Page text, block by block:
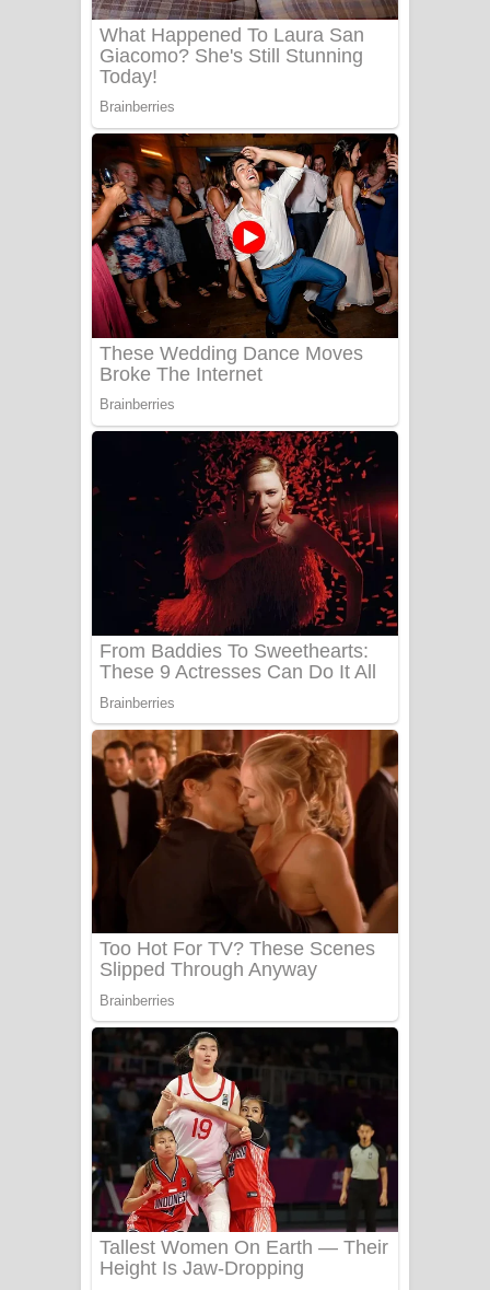
නිවුනා නුඹ හින්දා ගීතයේ පද පෙළ
Numba Dun Aadare Song Lyrics - නුඹ
දුන් ආදරේ ගීතයේ පද පෙළ
Liyamuda Dan Anagathe Song Lyrics
- ලියමුද දැන් අනාගතේ ගීතයේ පද පෙළ
Doni Song Lyrics - දෝණි ගීතයේ පද
පෙළ
Benthara Palame Song Lyrics -
බෙන්තර පාලමේ ගීතයේ පද පෙළ
Sanda Babalena Song Lyrics - සඳ
බැබලෙන ගීතයේ පද පෙළ
Adare Wadi Nisa Song Lyrics - ආදරේ
වැඩි නිසා ගීතයේ පද පෙළ
UNUHUMA Song Lyrics - උණුහුම
ගීතයේ පද පෙළ
Katakara Song Lyrics - කටකාර ගීතයේ
පද පෙළ
Tharu Yaye Dilena Song Lyrics - තරු
යායේ දිලෙනා ගීතයේ පද පෙළ
Ow Man Sosa Song Lyrics - ඔව් මං
සෝසා ගීතයේ පද පෙළ
Heavy Weight Song Lyrics
Aye Lanweela Song Lyrics - ආයේ
ලංවීලා ගීතයේ පද පෙළ
Ala purannata Song Lyrics - ආල
පුරන්නට ගීතයේ පද පෙළ
FEVER DREAM Lyrics - Alex Warren
BTS : Hooligan Lyrics